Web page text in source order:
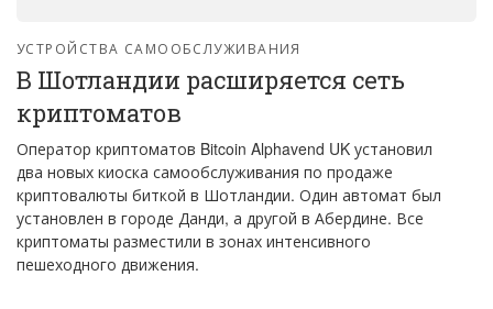
УСТРОЙСТВА САМООБСЛУЖИВАНИЯ
В Шотландии расширяется сеть
криптоматов
Оператор криптоматов Bitcoin Alphavend UK установил
два новых киоска самообслуживания по продаже
криптовалюты биткой в Шотландии. Один автомат был
установлен в городе Данди, а другой в Абердине. Все
криптоматы разместили в зонах интенсивного
пешеходного движения.